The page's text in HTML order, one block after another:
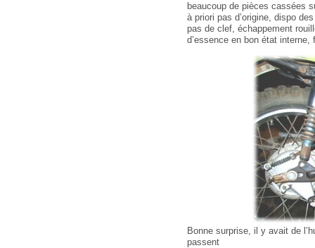
beaucoup de pièces cassées
à priori pas d’origine, dispo
pas de clef, échappement
d’essence en bon état
Bonne surprise, il y avait de
passent